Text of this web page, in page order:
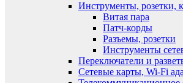
Инструменты, розетки,
Витая пара
Патч-корды
Разъемы, розетки
Инструменты
Переключатели и
Сетевые карты, Wi-Fi